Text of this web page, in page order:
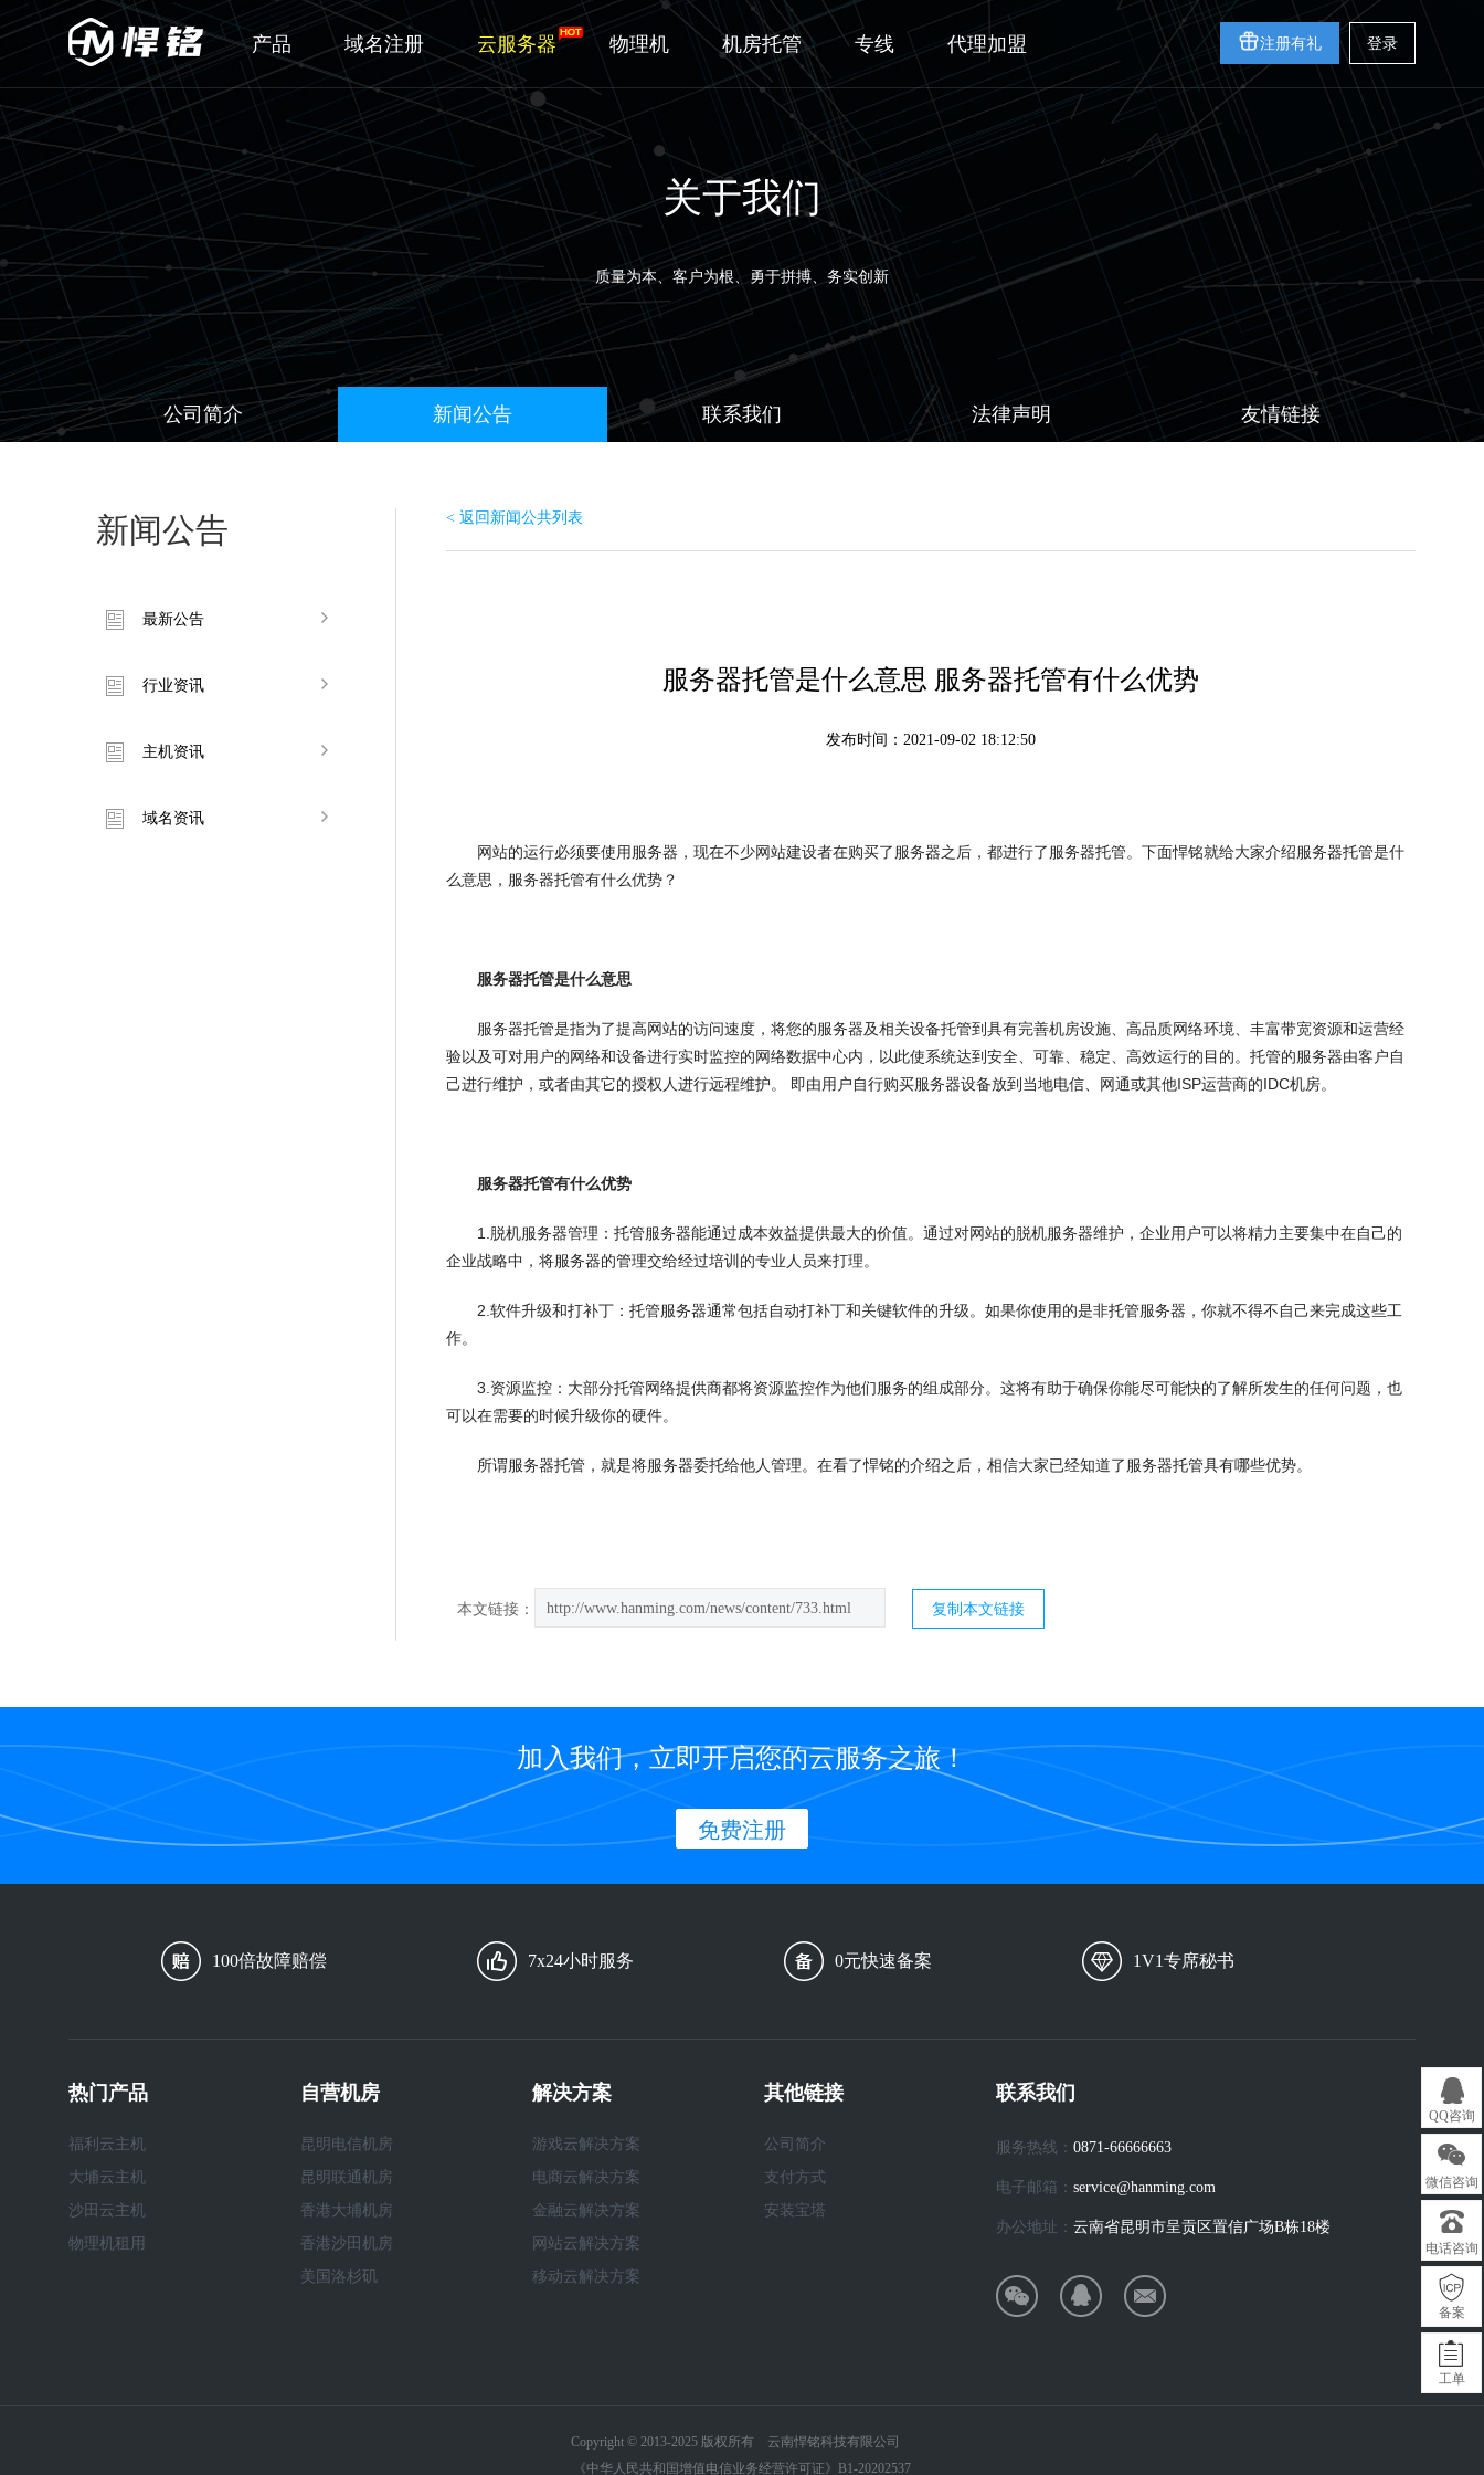
产品 域名注册 云服务器 物理机 机房托管 专线 代理加盟 注册有礼 登录
关于我们
质量为本、客户为根、勇于拼搏、务实创新
公司简介 新闻公告 联系我们 法律声明 友情链接
新闻公告
最新公告
行业资讯
主机资讯
域名资讯
< 返回新闻公共列表
服务器托管是什么意思 服务器托管有什么优势
发布时间：2021-09-02 18:12:50
网站的运行必须要使用服务器，现在不少网站建设者在购买了服务器之后，都进行了服务器托管。下面悍铭就给大家介绍服务器托管是什
么意思，服务器托管有什么优势？
服务器托管是什么意思
服务器托管是指为了提高网站的访问速度，将您的服务器及相关设备托管到具有完善机房设施、高品质网络环境、丰富带宽资源和运营经
验以及可对用户的网络和设备进行实时监控的网络数据中心内，以此使系统达到安全、可靠、稳定、高效运行的目的。托管的服务器由客户自
己进行维护，或者由其它的授权人进行远程维护。 即由用户自行购买服务器设备放到当地电信、网通或其他ISP运营商的IDC机房。
服务器托管有什么优势
1.脱机服务器管理：托管服务器能通过成本效益提供最大的价值。通过对网站的脱机服务器维护，企业用户可以将精力主要集中在自己的
企业战略中，将服务器的管理交给经过培训的专业人员来打理。
2.软件升级和打补丁：托管服务器通常包括自动打补丁和关键软件的升级。如果你使用的是非托管服务器，你就不得不自己来完成这些工
作。
3.资源监控：大部分托管网络提供商都将资源监控作为他们服务的组成部分。这将有助于确保你能尽可能快的了解所发生的任何问题，也
可以在需要的时候升级你的硬件。
所谓服务器托管，就是将服务器委托给他人管理。在看了悍铭的介绍之后，相信大家已经知道了服务器托管具有哪些优势。
本文链接： http://www.hanming.com/news/content/733.html 复制本文链接
加入我们，立即开启您的云服务之旅！
免费注册
100倍故障赔偿 7x24小时服务 0元快速备案 1V1专席秘书
热门产品
福利云主机
大埔云主机
沙田云主机
物理机租用
自营机房
昆明电信机房
昆明联通机房
香港大埔机房
香港沙田机房
美国洛杉矶
解决方案
游戏云解决方案
电商云解决方案
金融云解决方案
网站云解决方案
移动云解决方案
其他链接
公司简介
支付方式
安装宝塔
联系我们
服务热线： 0871-66666663
电子邮箱： service@hanming.com
办公地址： 云南省昆明市呈贡区置信广场B栋18楼
Copyright © 2013-2025 版权所有 云南悍铭科技有限公司
《中华人民共和国增值电信业务经营许可证》B1-20202537
QQ咨询
微信咨询
电话咨询
备案
工单